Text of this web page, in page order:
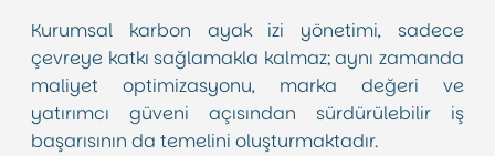
Kurumsal karbon ayak izi yönetimi, sadece
çevreye katkı sağlamakla kalmaz; aynı zamanda
maliyet optimizasyonu, marka değeri ve
yatırımcı güveni açısından sürdürülebilir iş
başarısının da temelini oluşturmaktadır.